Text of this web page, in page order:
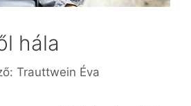
hála
Trauttwein Éva